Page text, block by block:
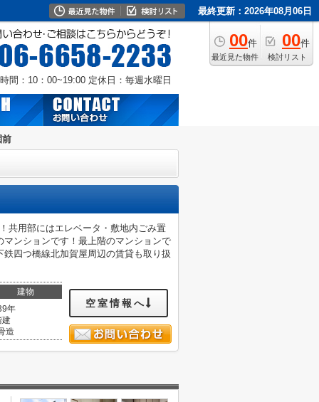
最終更新：2026年08月06日
00件
最近見た物件
00件
検討リスト
間：10：00~19:00 定休日：毎週水曜日
前
共用部にはエレベータ・敷地内ごみ置
ンションです！最上階のマンションで
四つ橋線北加賀屋周辺の賃貸も取り扱
建物
年
建
造
空室情報へ